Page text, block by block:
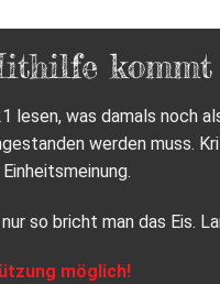
kommt
lesen, was damals noch
werden muss.
so bricht man das Eis.
möglich!